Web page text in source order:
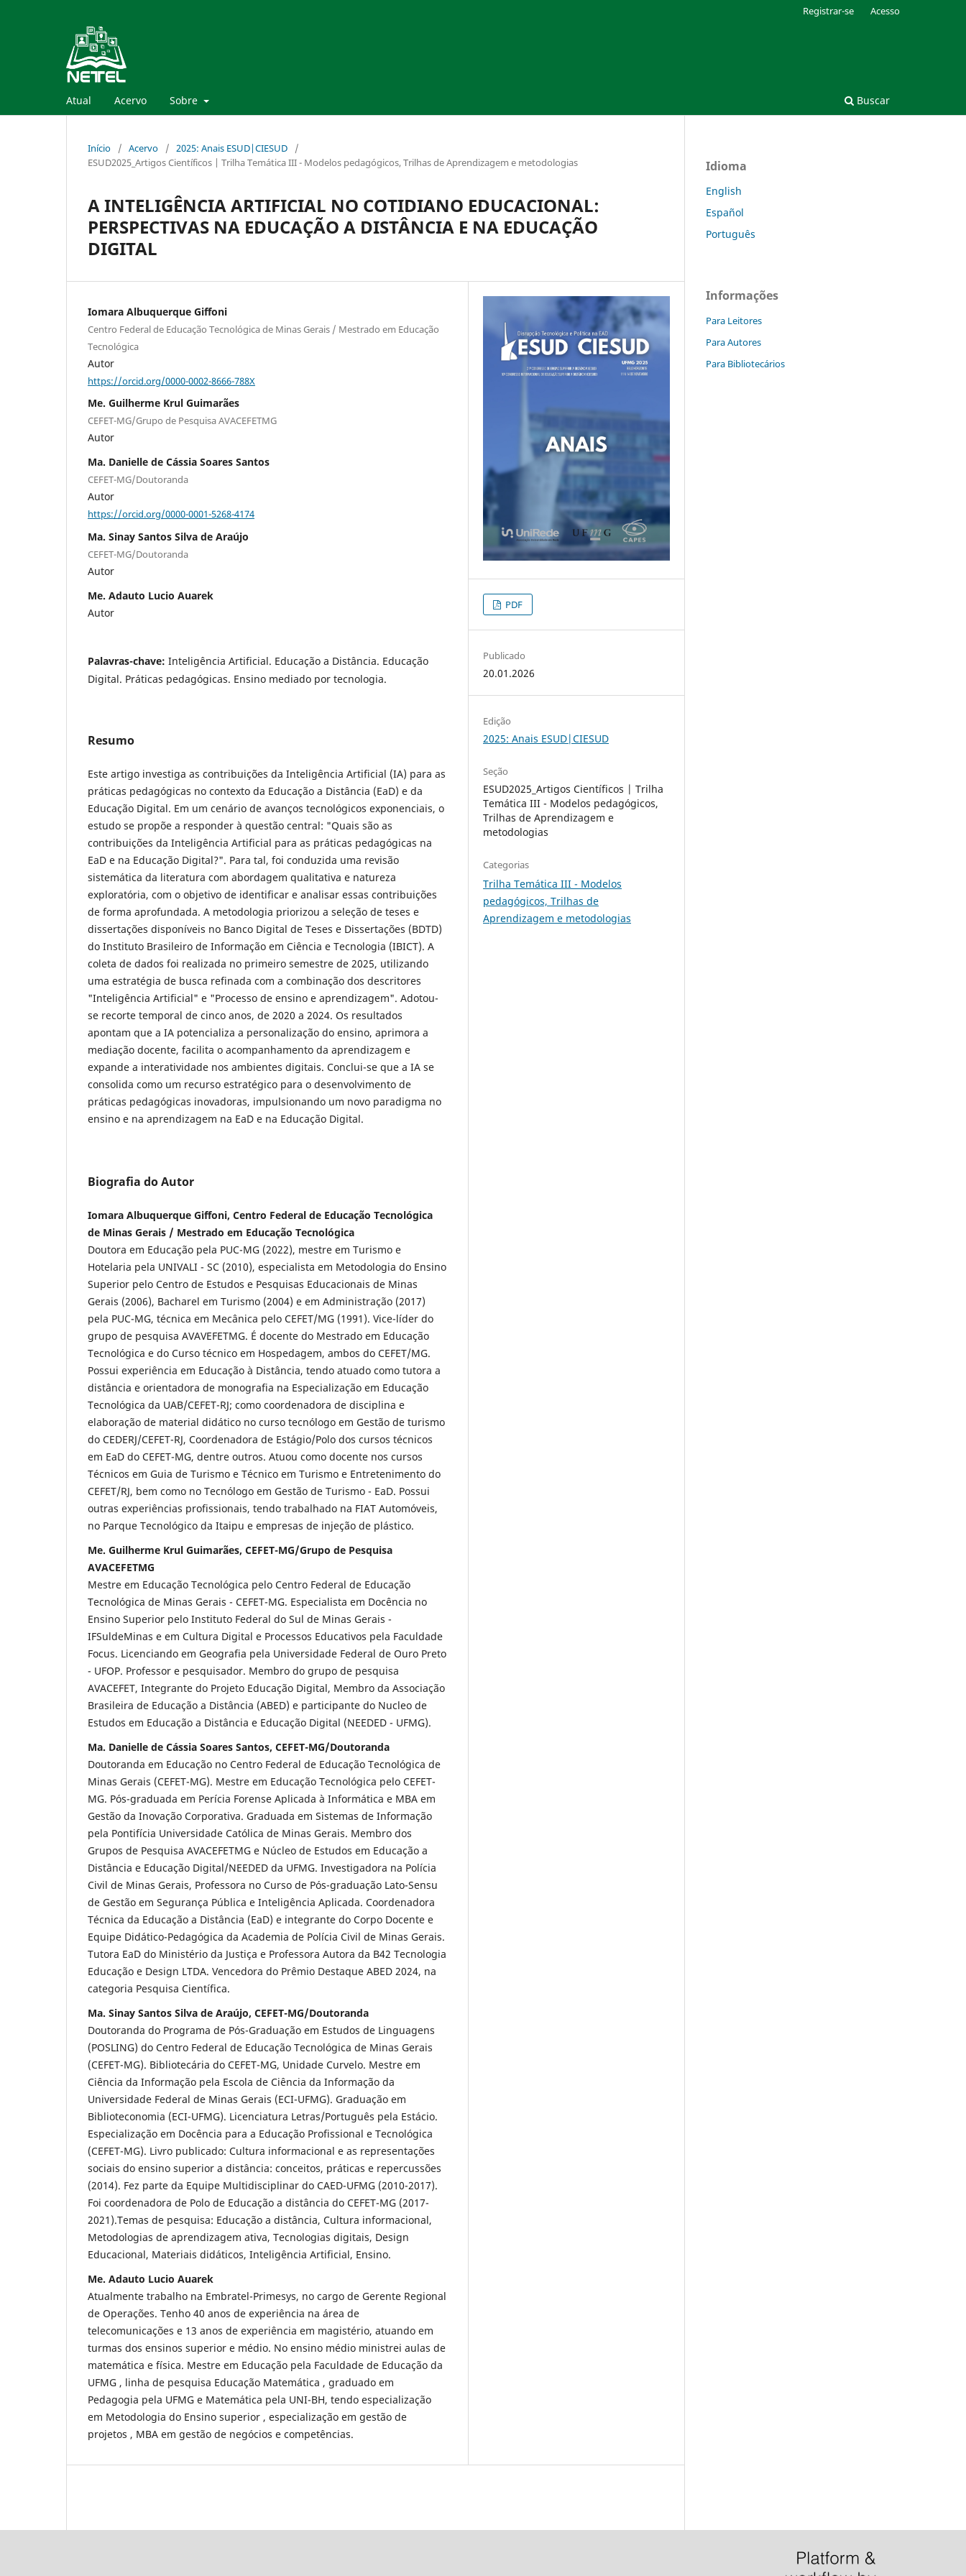
Atual Acervo Sobre Buscar
Registrar-se Acesso
Início / Acervo / 2025: Anais ESUD|CIESUD
/
ESUD2025_Artigos Científicos | Trilha Temática III - Modelos pedagógicos, Trilhas de Aprendizagem e metodologias
A INTELIGÊNCIA ARTIFICIAL NO COTIDIANO EDUCACIONAL:
PERSPECTIVAS NA EDUCAÇÃO A DISTÂNCIA E NA EDUCAÇÃO
DIGITAL
Iomara Albuquerque Giffoni
Centro Federal de Educação Tecnológica de Minas Gerais / Mestrado em Educação
Tecnológica
Autor
https://orcid.org/0000-0002-8666-788X
Me. Guilherme Krul Guimarães
CEFET-MG/Grupo de Pesquisa AVACEFETMG
Autor
Ma. Danielle de Cássia Soares Santos
CEFET-MG/Doutoranda
Autor
https://orcid.org/0000-0001-5268-4174
Ma. Sinay Santos Silva de Araújo
CEFET-MG/Doutoranda
Autor
Me. Adauto Lucio Auarek
Autor
Palavras-chave: Inteligência Artificial. Educação a Distância. Educação
Digital. Práticas pedagógicas. Ensino mediado por tecnologia.
Resumo
Este artigo investiga as contribuições da Inteligência Artificial (IA) para as
práticas pedagógicas no contexto da Educação a Distância (EaD) e da
Educação Digital. Em um cenário de avanços tecnológicos exponenciais, o
estudo se propõe a responder à questão central: "Quais são as
contribuições da Inteligência Artificial para as práticas pedagógicas na
EaD e na Educação Digital?". Para tal, foi conduzida uma revisão
sistemática da literatura com abordagem qualitativa e natureza
exploratória, com o objetivo de identificar e analisar essas contribuições
de forma aprofundada. A metodologia priorizou a seleção de teses e
dissertações disponíveis no Banco Digital de Teses e Dissertações (BDTD)
do Instituto Brasileiro de Informação em Ciência e Tecnologia (IBICT). A
coleta de dados foi realizada no primeiro semestre de 2025, utilizando
uma estratégia de busca refinada com a combinação dos descritores
"Inteligência Artificial" e "Processo de ensino e aprendizagem". Adotou-
se recorte temporal de cinco anos, de 2020 a 2024. Os resultados
apontam que a IA potencializa a personalização do ensino, aprimora a
mediação docente, facilita o acompanhamento da aprendizagem e
expande a interatividade nos ambientes digitais. Conclui-se que a IA se
consolida como um recurso estratégico para o desenvolvimento de
práticas pedagógicas inovadoras, impulsionando um novo paradigma no
ensino e na aprendizagem na EaD e na Educação Digital.
Biografia do Autor
Iomara Albuquerque Giffoni, Centro Federal de Educação Tecnológica
de Minas Gerais / Mestrado em Educação Tecnológica
Doutora em Educação pela PUC-MG (2022), mestre em Turismo e
Hotelaria pela UNIVALI - SC (2010), especialista em Metodologia do Ensino
Superior pelo Centro de Estudos e Pesquisas Educacionais de Minas
Gerais (2006), Bacharel em Turismo (2004) e em Administração (2017)
pela PUC-MG, técnica em Mecânica pelo CEFET/MG (1991). Vice-líder do
grupo de pesquisa AVAVEFETMG. É docente do Mestrado em Educação
Tecnológica e do Curso técnico em Hospedagem, ambos do CEFET/MG.
Possui experiência em Educação à Distância, tendo atuado como tutora a
distância e orientadora de monografia na Especialização em Educação
Tecnológica da UAB/CEFET-RJ; como coordenadora de disciplina e
elaboração de material didático no curso tecnólogo em Gestão de turismo
do CEDERJ/CEFET-RJ, Coordenadora de Estágio/Polo dos cursos técnicos
em EaD do CEFET-MG, dentre outros. Atuou como docente nos cursos
Técnicos em Guia de Turismo e Técnico em Turismo e Entretenimento do
CEFET/RJ, bem como no Tecnólogo em Gestão de Turismo - EaD. Possui
outras experiências profissionais, tendo trabalhado na FIAT Automóveis,
no Parque Tecnológico da Itaipu e empresas de injeção de plástico.
Me. Guilherme Krul Guimarães, CEFET-MG/Grupo de Pesquisa
AVACEFETMG
Mestre em Educação Tecnológica pelo Centro Federal de Educação
Tecnológica de Minas Gerais - CEFET-MG. Especialista em Docência no
Ensino Superior pelo Instituto Federal do Sul de Minas Gerais -
IFSuldeMinas e em Cultura Digital e Processos Educativos pela Faculdade
Focus. Licenciando em Geografia pela Universidade Federal de Ouro Preto
- UFOP. Professor e pesquisador. Membro do grupo de pesquisa
AVACEFET, Integrante do Projeto Educação Digital, Membro da Associação
Brasileira de Educação a Distância (ABED) e participante do Nucleo de
Estudos em Educação a Distância e Educação Digital (NEEDED - UFMG).
Ma. Danielle de Cássia Soares Santos, CEFET-MG/Doutoranda
Doutoranda em Educação no Centro Federal de Educação Tecnológica de
Minas Gerais (CEFET-MG). Mestre em Educação Tecnológica pelo CEFET-
MG. Pós-graduada em Perícia Forense Aplicada à Informática e MBA em
Gestão da Inovação Corporativa. Graduada em Sistemas de Informação
pela Pontifícia Universidade Católica de Minas Gerais. Membro dos
Grupos de Pesquisa AVACEFETMG e Núcleo de Estudos em Educação a
Distância e Educação Digital/NEEDED da UFMG. Investigadora na Polícia
Civil de Minas Gerais, Professora no Curso de Pós-graduação Lato-Sensu
de Gestão em Segurança Pública e Inteligência Aplicada. Coordenadora
Técnica da Educação a Distância (EaD) e integrante do Corpo Docente e
Equipe Didático-Pedagógica da Academia de Polícia Civil de Minas Gerais.
Tutora EaD do Ministério da Justiça e Professora Autora da B42 Tecnologia
Educação e Design LTDA. Vencedora do Prêmio Destaque ABED 2024, na
categoria Pesquisa Científica.
Ma. Sinay Santos Silva de Araújo, CEFET-MG/Doutoranda
Doutoranda do Programa de Pós-Graduação em Estudos de Linguagens
(POSLING) do Centro Federal de Educação Tecnológica de Minas Gerais
(CEFET-MG). Bibliotecária do CEFET-MG, Unidade Curvelo. Mestre em
Ciência da Informação pela Escola de Ciência da Informação da
Universidade Federal de Minas Gerais (ECI-UFMG). Graduação em
Biblioteconomia (ECI-UFMG). Licenciatura Letras/Português pela Estácio.
Especialização em Docência para a Educação Profissional e Tecnológica
(CEFET-MG). Livro publicado: Cultura informacional e as representações
sociais do ensino superior a distância: conceitos, práticas e repercussões
(2014). Fez parte da Equipe Multidisciplinar do CAED-UFMG (2010-2017).
Foi coordenadora de Polo de Educação a distância do CEFET-MG (2017-
2021).Temas de pesquisa: Educação a distância, Cultura informacional,
Metodologias de aprendizagem ativa, Tecnologias digitais, Design
Educacional, Materiais didáticos, Inteligência Artificial, Ensino.
Me. Adauto Lucio Auarek
Atualmente trabalho na Embratel-Primesys, no cargo de Gerente Regional
de Operações. Tenho 40 anos de experiência na área de
telecomunicações e 13 anos de experiência em magistério, atuando em
turmas dos ensinos superior e médio. No ensino médio ministrei aulas de
matemática e física. Mestre em Educação pela Faculdade de Educação da
UFMG , linha de pesquisa Educação Matemática , graduado em
Pedagogia pela UFMG e Matemática pela UNI-BH, tendo especialização
em Metodologia do Ensino superior , especialização em gestão de
projetos , MBA em gestão de negócios e competências.
PDF
Publicado
20.01.2026
Edição
2025: Anais ESUD|CIESUD
Seção
ESUD2025_Artigos Científicos | Trilha
Temática III - Modelos pedagógicos,
Trilhas de Aprendizagem e
metodologias
Categorias
Trilha Temática III - Modelos
pedagógicos, Trilhas de
Aprendizagem e metodologias
Idioma
English
Español
Português
Informações
Para Leitores
Para Autores
Para Bibliotecários